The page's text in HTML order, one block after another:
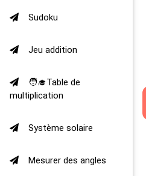
Sudoku
Jeu addition
🧑‍🎓Table de
multiplication
Système solaire
Mesurer des angles